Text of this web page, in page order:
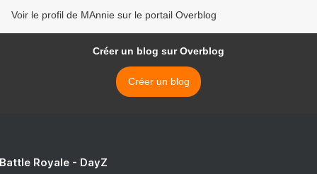
Voir le profil de MAnnie sur le portail Overblog
Créer un blog sur Overblog
Créer un blog
Royale - DayZ